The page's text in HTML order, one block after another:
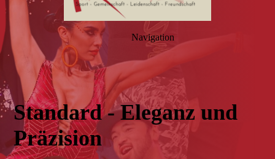
Navigation
Standard - Eleganz und
Präzision